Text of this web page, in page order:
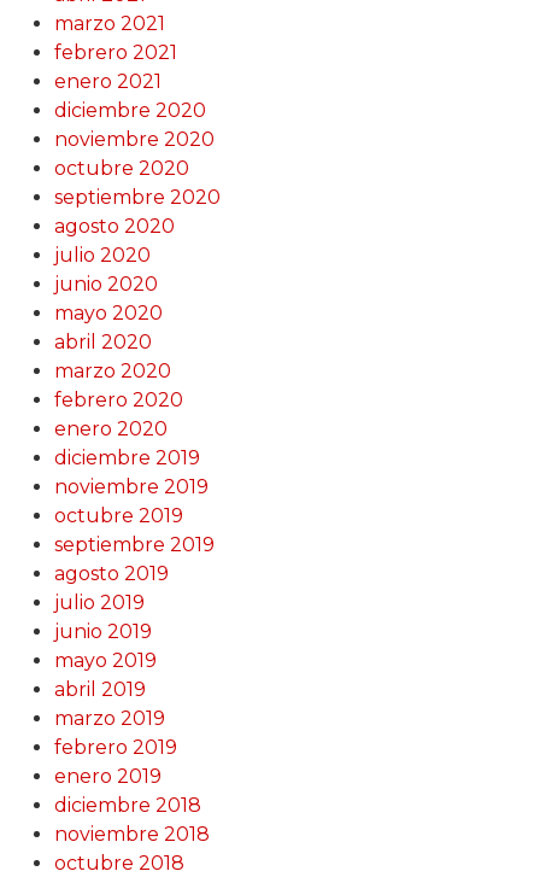
marzo 2021
febrero 2021
enero 2021
diciembre 2020
noviembre 2020
octubre 2020
septiembre 2020
agosto 2020
julio 2020
junio 2020
mayo 2020
abril 2020
marzo 2020
febrero 2020
enero 2020
diciembre 2019
noviembre 2019
octubre 2019
septiembre 2019
agosto 2019
julio 2019
junio 2019
mayo 2019
abril 2019
marzo 2019
febrero 2019
enero 2019
diciembre 2018
noviembre 2018
octubre 2018